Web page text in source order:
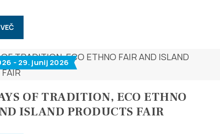
sl
+385 21 227 933
info@kastela-info.hr
- 29. junij 2026
OF TRADITION, ECO ETHNO
ISLAND PRODUCTS FAIR